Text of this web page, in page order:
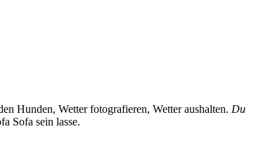
Hunden, Wetter fotografieren, Wetter aushalten. Du
Sofa sein lasse.